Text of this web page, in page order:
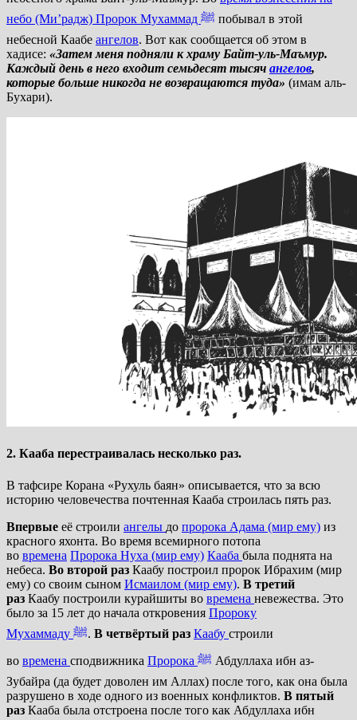
небо (Ми’радж) Пророк Мухаммад ﷺ побывал в этой
небесной Каабе ангелов. Вот как сообщается об этом в
хадисе: «Затем меня подняли к храму Байт-уль-Маъмур.
Каждый день в него входит семьдесят тысяч ангелов,
которые больше никогда не возвращаются туда» (имам аль-
Бухари).
2. Кааба перестраивалась несколько раз.
В тафсире Корана «Рухуль баян» описывается, что за всю
историю человечества почтенная Кааба строилась пять раз.
Впервые её строили ангелы до пророка Адама (мир ему) из
красного яхонта. Во время всемирного потопа
во времена Пророка Нуха (мир ему) Кааба была поднята на
небеса. Во второй раз Каабу построил пророк Ибрахим (мир
ему) со своим сыном Исмаилом (мир ему). В третий
раз Каабу построили курайшиты во времена невежества. Это
было за 15 лет до начала откровения Пророку
Мухаммаду ﷺ. В четвёртый раз Каабу строили
во времена сподвижника Пророка ﷺ Абдуллаха ибн аз-
Зубайра (да будет доволен им Аллах) после того, как она была
разрушено в ходе одного из военных конфликтов. В пятый
раз Кааба была отстроена после того как Абдуллаха ибн